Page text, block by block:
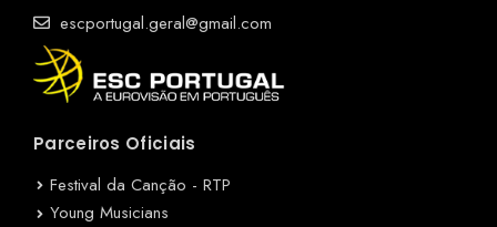
escportugal.geral@gmail.com
Parceiros Oficiais
Festival da Canção - RTP
Young Musicians